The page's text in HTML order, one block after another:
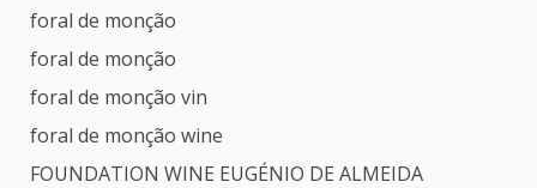
foral de monção
foral de monção
foral de monção vin
foral de monção wine
FOUNDATION WINE EUGÉNIO DE ALMEIDA